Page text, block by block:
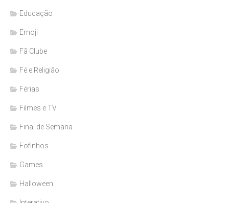
Educação
Emoji
Fã Clube
Fé e Religião
Férias
Filmes e TV
Final de Semana
Fofinhos
Games
Halloween